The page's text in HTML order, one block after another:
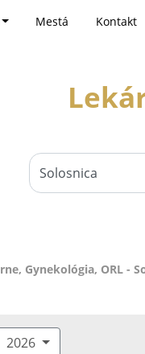
Mestá Kontakt
Gynekológia, ORL -
2026